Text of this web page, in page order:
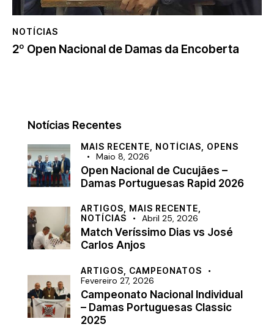
NOTÍCIAS
2º Open Nacional de Damas da Encoberta
Notícias Recentes
MAIS RECENTE, NOTÍCIAS, OPENS
Maio 8, 2026
Open Nacional de Cucujães –
Damas Portuguesas Rapid 2026
ARTIGOS, MAIS RECENTE,
NOTÍCIAS
Abril 25, 2026
Match Veríssimo Dias vs José
Carlos Anjos
ARTIGOS, CAMPEONATOS
Fevereiro 27, 2026
Campeonato Nacional Individual
– Damas Portuguesas Classic
2025